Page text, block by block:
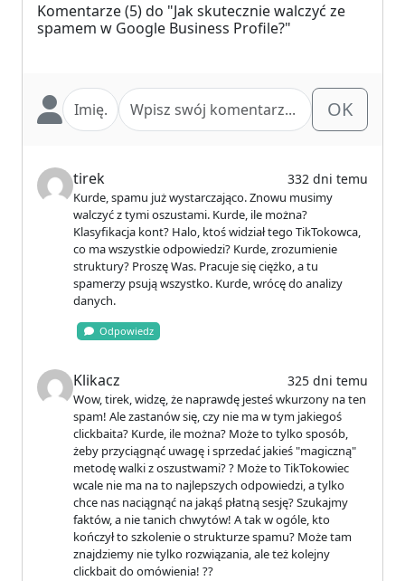
Komentarze(5) do "Jak skutecznie walczyć ze
spamem w Google Business Profile?"
OK
tirek 332 dni temu
Kurde, spamu już wystarczająco. Znowu musimy
walczyć z tymi oszustami. Kurde, ile można?
Klasyfikacja kont? Halo, ktoś widział tego TikTokowca,
co ma wszystkie odpowiedzi? Kurde, zrozumienie
struktury? Proszę Was. Pracuje się ciężko, a tu
spamerzy psują wszystko. Kurde, wrócę do analizy
danych.
Odpowiedz
Klikacz 325 dni temu
Wow, tirek, widzę, że naprawdę jesteś wkurzony na ten
spam! Ale zastanów się, czy nie ma w tym jakiegoś
clickbaita? Kurde, ile można? Może to tylko sposób,
żeby przyciągnąć uwagę i sprzedać jakieś "magiczną"
metodę walki z oszustwami? ? Może to TikTokowiec
wcale nie ma na to najlepszych odpowiedzi, a tylko
chce nas naciągnąć na jakąś płatną sesję? Szukajmy
faktów, a nie tanich chwytów! A tak w ogóle, kto
kończył to szkolenie o strukturze spamu? Może tam
znajdziemy nie tylko rozwiązania, ale też kolejny
clickbait do omówienia! ??